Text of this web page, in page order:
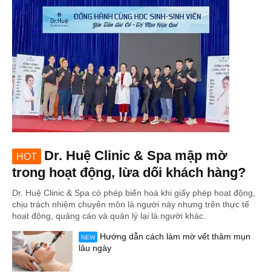
HOT
Dr. Huệ Clinic & Spa mập mờ
trong hoạt động, lừa dối khách hàng?
Dr. Huệ Clinic & Spa có phép biến hoá khi giấy phép hoạt động,
chịu trách nhiệm chuyên môn là người này nhưng trên thực tế
hoạt động, quảng cáo và quản lý lại là người khác.
NEW
Hướng dẫn cách làm mờ vết thâm mụn
lâu ngày